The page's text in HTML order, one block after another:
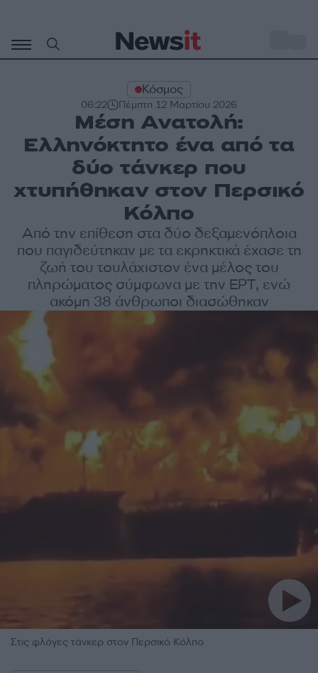
περιεχόμενο
Κόσμος
06:22 Πέμπτη 12 Μαρτίου 2026
Μέση Ανατολή:
Ελληνόκτητο ένα από τα
δύο τάνκερ που
χτυπήθηκαν στον Περσικό
Κόλπο
Από την επίθεση στα δύο δεξαμενόπλοια
που παγιδεύτηκαν με τα εκρηκτικά έχασε τη
ζωή του τουλάχιστον ένα μέλος του
πληρώματος σύμφωνα με την ΕΡΤ, ενώ
ακόμη 38 άνθρωποι διασώθηκαν
Στις φλόγες τάνκερ στον Περσικό Κόλπο